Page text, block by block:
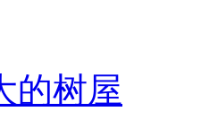
再骂它几句。
不符合中国人
实也很好理解
的树屋